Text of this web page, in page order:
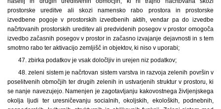
prostorske ureditve ali skozi namensko rabo prostora in prostorske
izvedbene pogoje v prostorskih izvedbenih aktih, vendar pa do izvedbe
načrtovanih prostorskih ureditev ali predvidenih posegov v prostor omogoča
izvedbo začasnih posegov v prostor in začasno izvajanje dejavnosti in s tem
smotrno rabo ter aktivacijo zemljišč in objektov, ki niso v uporabi;
47. zbirka podatkov je vsak določljiv in urejen niz podatkov;
48. zeleni sistem je načrtovan sistem varstva in razvoja zelenih površin v
poselitvenih območjih ter drugih zelenih in ustvarjenih struktur v prostoru, ki
se nanje navezujejo. Namenjen je zagotavljanju kakovostnega življenjskega
okolja ljudi ter uresničevanju socialnih, okoljskih, ekoloških, podnebnih,